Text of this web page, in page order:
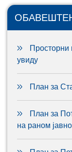
Просторни
увиду
План за
План за
на раном